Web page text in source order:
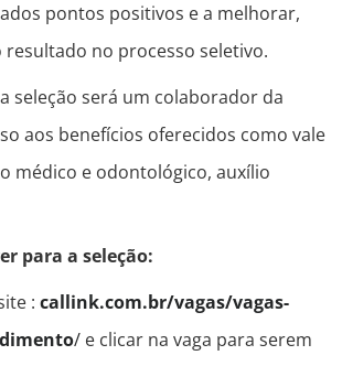
pontos positivos e a melhorar,
no processo seletivo.
seleção será um colaborador da
aos benefícios oferecidos como vale
médico e odontológico, auxílio
para a seleção:
: callink.com.br/vagas/vagas-
/ e clicar na vaga para serem